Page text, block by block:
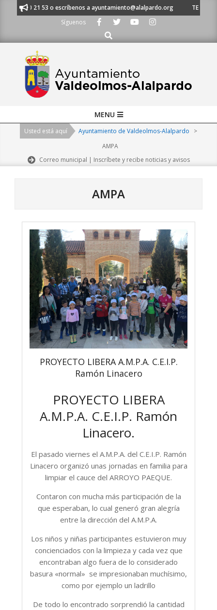
91 620 21 53 o escríbenos a ayuntamiento@alalpardo.org
TE
Síguenos
Buscar
Navigation
MENU
Usted está aquí Ayuntamiento de Valdeolmos-Alalpardo
>
AMPA
Correo municipal | Inscríbete y recibe noticias y avisos
AMPA
PROYECTO LIBERA A.M.P.A. C.E.I.P.
Ramón Linacero
PROYECTO LIBERA
A.M.P.A. C.E.I.P. Ramón
Linacero.
El pasado viernes el A.M.P.A. del C.E.I.P. Ramón
Linacero organizó unas jornadas en familia para
limpiar el cauce del ARROYO PAEQUE.
Contaron con mucha más participación de la
que esperaban, lo cual generó gran alegría
entre la dirección del A.M.P.A.
Los niños y niñas participantes estuvieron muy
concienciados con la limpieza y cada vez que
encontraban algo fuera de lo considerado
basura «normal» se impresionaban muchísimo,
como por ejemplo un ladrillo
De todo lo encontrado sorprendió la cantidad